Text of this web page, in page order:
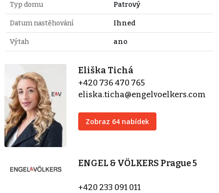
Typ domu Patrový
Datum nastěhování Ihned
Výtah ano
Eliška Tichá
+420 736 470 765
eliska.ticha@engelvoelkers.com
Zobraz 64 nabídek
ENGEL & VÖLKERS Prague 5
+420 233 091 011